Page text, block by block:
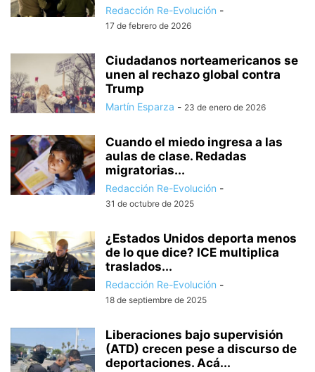
Redacción Re-Evolución -
17 de febrero de 2026
Ciudadanos norteamericanos se
unen al rechazo global contra
Trump
Martín Esparza - 23 de enero de 2026
Cuando el miedo ingresa a las
aulas de clase. Redadas
migratorias...
Redacción Re-Evolución -
31 de octubre de 2025
¿Estados Unidos deporta menos
de lo que dice? ICE multiplica
traslados...
Redacción Re-Evolución -
18 de septiembre de 2025
Liberaciones bajo supervisión
(ATD) crecen pese a discurso de
deportaciones. Acá...